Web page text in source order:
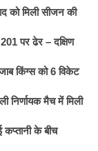
को मिली सीजन की
पर ढेर – दक्षिण
किंग्स को 6 विकेट
निर्णायक मैच में मिली
के बीच